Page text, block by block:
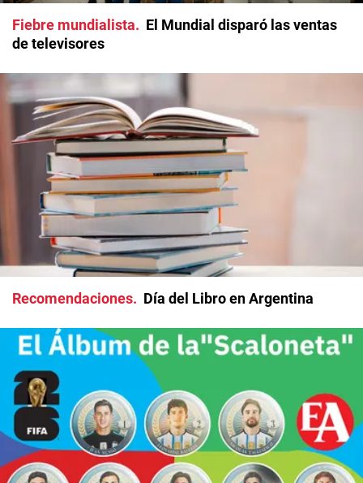
Fiebre mundialista
El Mundial disparó las ventas
de televisores
Recomendaciones Día del Libro en Argentina